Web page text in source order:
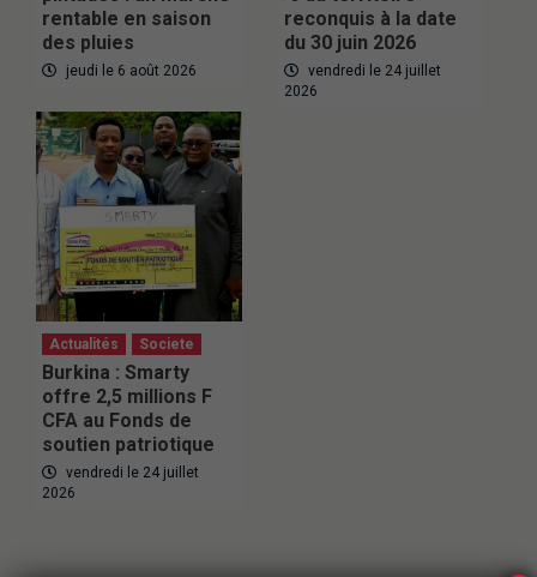
rentable en saison
des pluies
jeudi le 6 août 2026
reconquis à la date
du 30 juin 2026
vendredi le 24 juillet
2026
Actualités Societe
Burkina : Smarty
offre 2,5 millions F
CFA au Fonds de
soutien patriotique
vendredi le 24 juillet
2026